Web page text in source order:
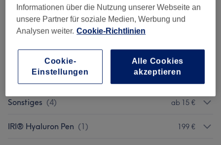
Pediküre (8) ab 30 €
Fußpflege Leistungen (4)
Wimpernverlängerung
Sonstiges (4) ab 15 €
IRI® Hyaluron Pen (1) 199 €
Informationen über die Nutzung unserer Webseite an
unsere Partner für soziale Medien, Werbung und
Analysen weiter. Cookie-Richtlinien
Cookie-
Einstellungen
Alle Cookies
akzeptieren